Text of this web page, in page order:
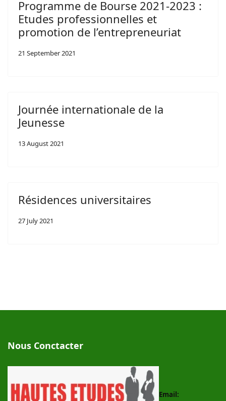
Programme de Bourse 2021-2023 :
Etudes professionnelles et
promotion de l’entrepreneuriat
21 September 2021
Journée internationale de la
Jeunesse
13 August 2021
Résidences universitaires
27 July 2021
Nous Conctacter
Email: